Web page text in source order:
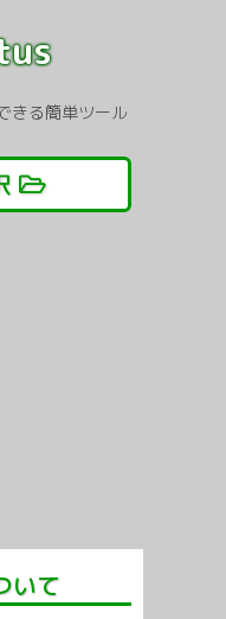
きる簡単ツール
いて